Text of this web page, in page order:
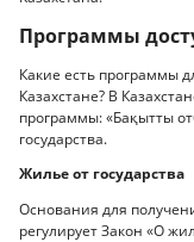
Программы
Какие есть программы
Казахстане? В
программы: «Бақытты
государства.
Жилье от государства
Основания для
регулирует Закон «О